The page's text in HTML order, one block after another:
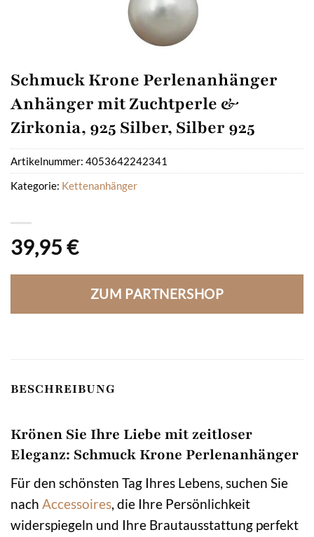
Schmuck Krone Perlenanhänger
Anhänger mit Zuchtperle &
Zirkonia, 925 Silber, Silber 925
39,95 €
ZUM PARTNERSHOP
Artikelnummer: 4053642242341
Kategorie: Kettenanhänger
BESCHREIBUNG
Krönen Sie Ihre Liebe mit zeitloser
Eleganz: Schmuck Krone Perlenanhänger
Für den schönsten Tag Ihres Lebens, suchen Sie
nach Accessoires, die Ihre Persönlichkeit
widerspiegeln und Ihre Brautausstattung perfekt